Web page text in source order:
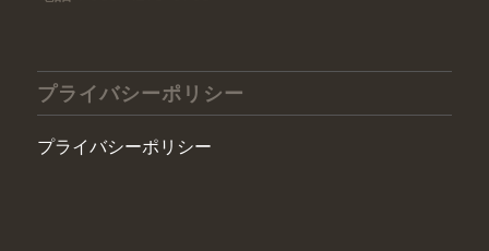
プライバシーポリシー
プライバシーポリシー